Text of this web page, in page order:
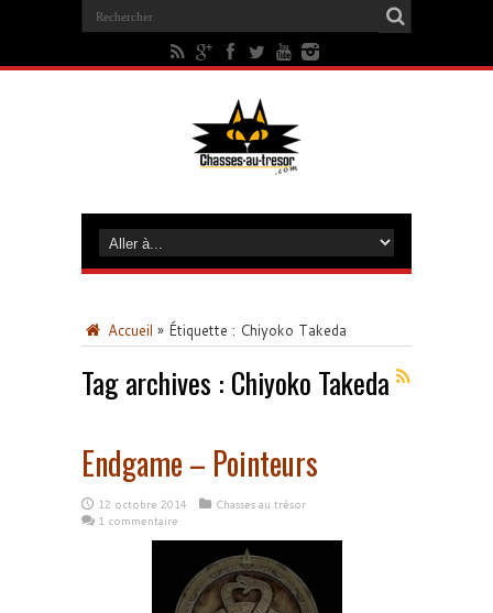
Accueil » Étiquette : Chiyoko Takeda
Tag archives : Chiyoko Takeda
Endgame – Pointeurs
12 octobre 2014
Chasses au trésor
1 commentaire